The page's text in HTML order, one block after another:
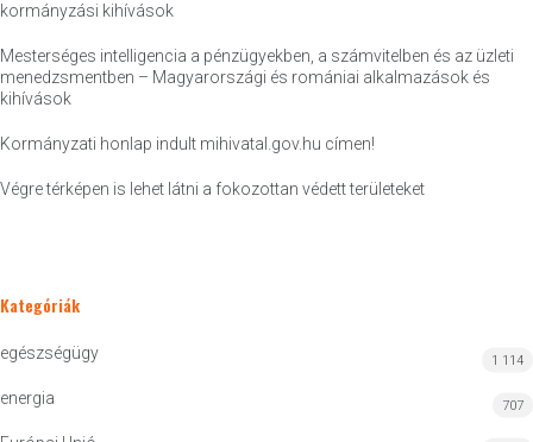
kormányzási kihívások
Mesterséges intelligencia a pénzügyekben, a számvitelben és az üzleti
menedzsmentben – Magyarországi és romániai alkalmazások és
kihívások
Kormányzati honlap indult mihivatal.gov.hu címen!
Végre térképen is lehet látni a fokozottan védett területeket
Kategóriák
egészségügy 1 114
energia 707